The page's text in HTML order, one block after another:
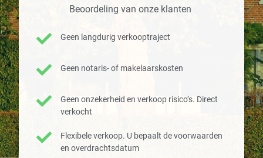
Beoordeling van onze klanten
Geen langdurig verkooptraject
Geen notaris- of makelaarskosten
Geen onzekerheid en verkoop risico’s. Direct
verkocht
Flexibele verkoop. U bepaalt de voorwaarden
en overdrachtsdatum